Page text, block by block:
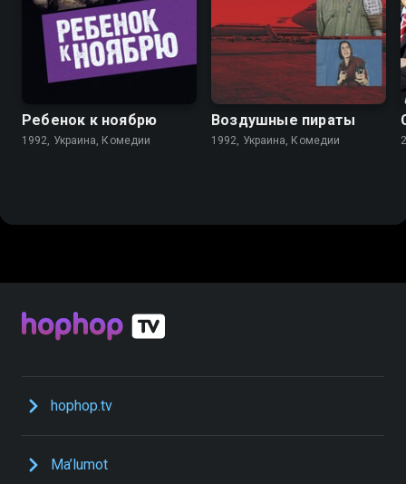
6.7 5.8
Ребенок к ноябрю
1992, Украина, Комедии
Воздушные пираты
1992, Украина, Комедии
hophop.tv
Ma’lumot